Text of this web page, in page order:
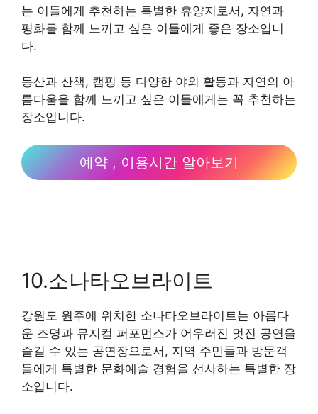
는 이들에게 추천하는 특별한 휴양지로서, 자연과
평화를 함께 느끼고 싶은 이들에게 좋은 장소입니
다.
등산과 산책, 캠핑 등 다양한 야외 활동과 자연의 아
름다움을 함께 느끼고 싶은 이들에게는 꼭 추천하는
장소입니다.
예약 , 이용시간 알아보기
10.소나타오브라이트
강원도 원주에 위치한 소나타오브라이트는 아름다
운 조명과 뮤지컬 퍼포먼스가 어우러진 멋진 공연을
즐길 수 있는 공연장으로서, 지역 주민들과 방문객
들에게 특별한 문화예술 경험을 선사하는 특별한 장
소입니다.